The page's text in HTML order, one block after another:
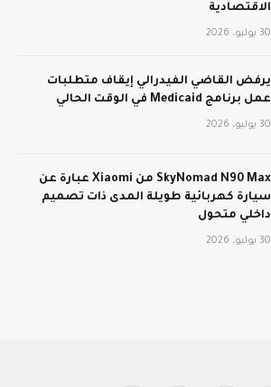
الاقتصادية
30 يوليو، 2026
يرفض القاضي الفيدرالي إيقاف متطلبات
عمل برنامج Medicaid في الوقت الحالي
30 يوليو، 2026
SkyNomad N90 Max من Xiaomi عبارة عن
سيارة كهربائية طويلة المدى ذات تصميم
داخلي متحول
30 يوليو، 2026